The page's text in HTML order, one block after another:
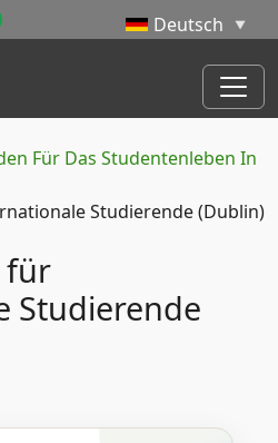
Für Das Studentenleben In
Studierende (Dublin)
für
Studierende